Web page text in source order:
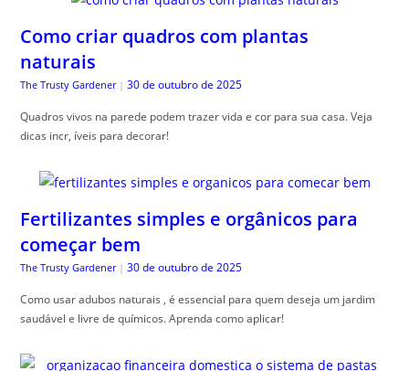
Como criar quadros com plantas
naturais
The Trusty Gardener | 30 de outubro de 2025
Quadros vivos na parede podem trazer vida e cor para sua casa. Veja
dicas incr, íveis para decorar!
Fertilizantes simples e orgânicos para
começar bem
The Trusty Gardener | 30 de outubro de 2025
Como usar adubos naturais , é essencial para quem deseja um jardim
saudável e livre de químicos. Aprenda como aplicar!